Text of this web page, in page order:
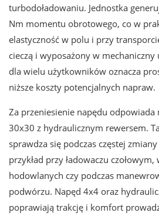
turbodoładowaniu. Jednostka
Nm momentu obrotowego, co w
elastyczność w polu i przy
cieczą i wyposażony w mechaniczny
dla wielu użytkowników oznacza
niższe koszty potencjalnych napraw.
Za przeniesienie napędu odpowiada
30x30 z hydraulicznym rewersem.
sprawdza się podczas częstej
przykład przy ładowaczu
hodowlanych czy podczas
podwórzu. Napęd 4x4 oraz
poprawiają trakcję i komfort